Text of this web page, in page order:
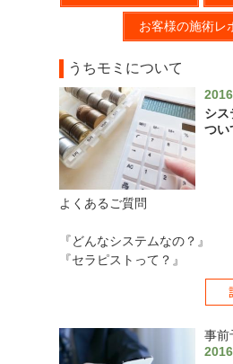
お客様の施術レ
うちモミについて
シス
つい
よくあるご質問
『どんなシステムなの？』
『セラピストって？』
事前